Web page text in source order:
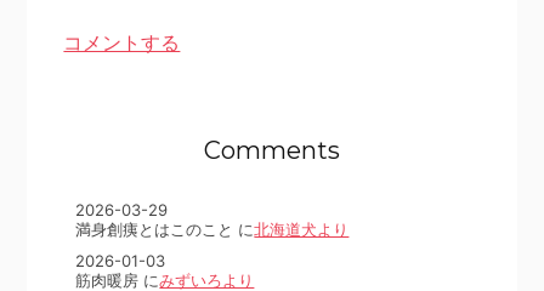
コメントする
Comments
2026-03-29
満身創痍とはこのこと に北海道犬より
2026-01-03
筋肉暖房 にみずいろより